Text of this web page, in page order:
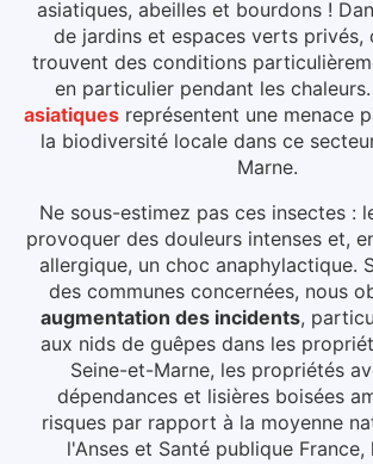
asiatiques, abeilles et bourdons !
de jardins et espaces verts privés,
trouvent des conditions
en particulier pendant les chaleurs.
asiatiques représentent une menace
la biodiversité locale dans ce
Marne.
Ne sous-estimez pas ces insectes :
provoquer des douleurs intenses et,
allergique, un choc anaphylactique.
des communes concernées, nous
augmentation des incidents,
aux nids de guêpes dans les
Seine-et-Marne, les propriétés
dépendances et lisières boisées
risques par rapport à la moyenne
l'Anses et Santé publique France,